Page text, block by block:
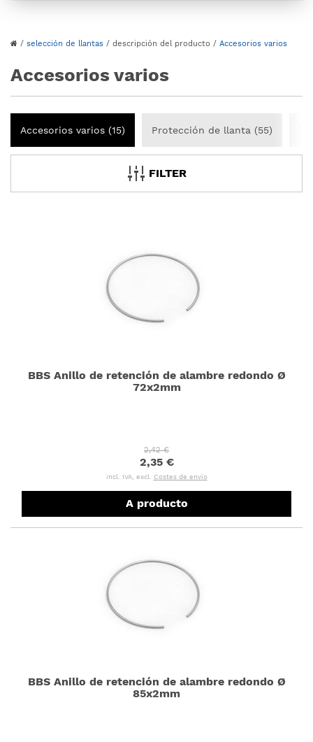
/ selección de llantas / descripción del producto / Accesorios varios
Accesorios varios
Accesorios varios (15) Protección de llanta (55)
FILTER
BBS Anillo de retención de alambre redondo Ø
72x2mm
2,42 €
2,35 €
incl. IVA, excl. Costes de envío
A producto
BBS Anillo de retención de alambre redondo Ø
85x2mm